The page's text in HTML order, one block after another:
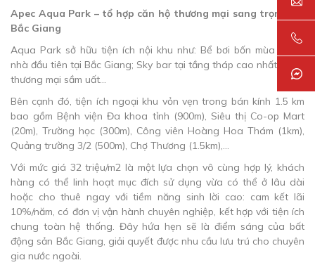
Apec Aqua Park – tổ hợp căn hộ thương mại sang trọng tại
Bắc Giang
Aqua Park sở hữu tiện ích nội khu như: Bể bơi bốn mùa trong
nhà đầu tiên tại Bắc Giang; Sky bar tại tầng tháp cao nhất, shop
thương mại sầm uất…
Bên cạnh đó, tiện ích ngoại khu vỏn vẹn trong bán kính 1.5 km
bao gồm Bệnh viện Đa khoa tỉnh (900m), Siêu thị Co-op Mart
(20m), Trường học (300m), Công viên Hoàng Hoa Thám (1km),
Quảng trường 3/2 (500m), Chợ Thương (1.5km),…
Với mức giá 32 triệu/m2 là một lựa chọn vô cùng hợp lý, khách
hàng có thể linh hoạt mục đích sử dụng vừa có thể ở lâu dài
hoặc cho thuê ngay với tiềm năng sinh lời cao: cam kết lãi
10%/năm, có đơn vị vận hành chuyên nghiệp, kết hợp với tiện ích
chung toàn hệ thống. Đây hứa hẹn sẽ là điểm sáng của bất
động sản Bắc Giang, giải quyết được nhu cầu lưu trú cho chuyên
gia nước ngoài.